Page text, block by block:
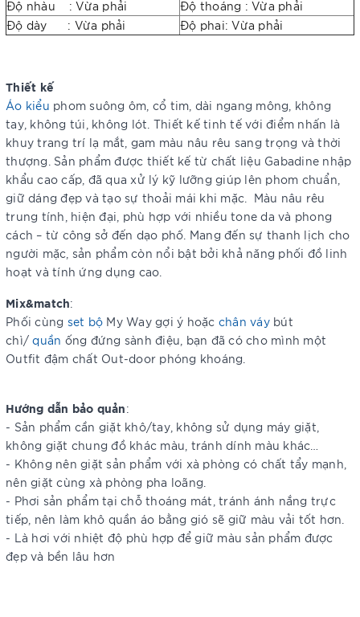
Độ nhàu : Vừa phải
Độ thoáng : Vừa phải
Độ dày : Vừa phải
Độ phai: Vừa phải
Thiết kế
Áo kiểu phom suông ôm, cổ tim, dài ngang mông, không
tay, không túi, không lót. Thiết kế tinh tế với điểm nhấn là
khuy trang trí lạ mắt, gam màu nâu rêu sang trọng và thời
thượng. Sản phẩm được thiết kế từ chất liệu Gabadine nhập
khẩu cao cấp, đã qua xử lý kỹ lưỡng giúp lên phom chuẩn,
giữ dáng đẹp và tạo sự thoải mái khi mặc. Màu nâu rêu
trung tính, hiện đại, phù hợp với nhiều tone da và phong
cách – từ công sở đến dạo phố. Mang đến sự thanh lịch cho
người mặc, sản phẩm còn nổi bật bởi khả năng phối đồ linh
hoạt và tính ứng dụng cao.
Mix&match:
Phối cùng set bộ My Way gợi ý hoặc chân váybút
chì/quần ống đứng sành điệu, bạn đã có cho mình một
Outfit đậm chất Out-door phóng khoáng.
Hướng dẫn bảo quản:
- Sản phẩm cần giặt khô/tay, không sử dụng máy giặt,
không giặt chung đồ khác màu, tránh dính màu khác…
- Không nên giặt sản phẩm với xà phòng có chất tẩy mạnh,
nên giặt cùng xà phòng pha loãng.
- Phơi sản phẩm tại chỗ thoáng mát, tránh ánh nắng trực
tiếp, nên làm khô quần áo bằng gió sẽ giữ màu vải tốt hơn.
- Là hơi với nhiệt độ phù hợp để giữ màu sản phẩm được
đẹp và bền lâu hơn